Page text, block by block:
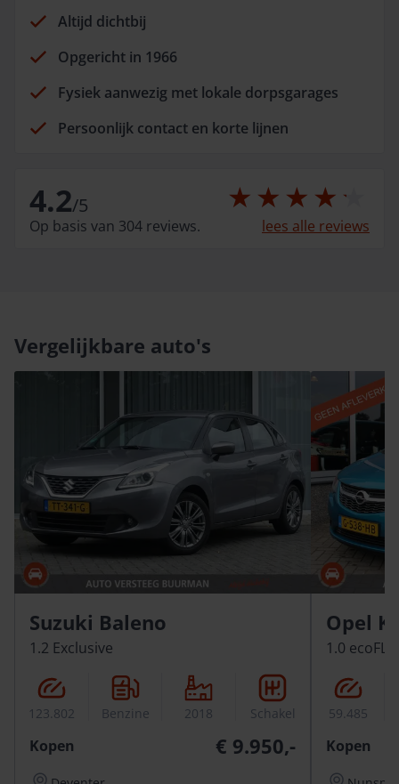
Altijd dichtbij
Opgericht in 1966
Fysiek aanwezig met lokale dorpsgarages
Persoonlijk contact en korte lijnen
4.2/5
Op basis van 304 reviews. lees alle reviews
Vergelijkbare auto's
Suzuki Baleno
1.2 Exclusive
123.802 Benzine 2018 Schakel
Kopen € 9.950,-
Opel
1.0
59.485
Kopen